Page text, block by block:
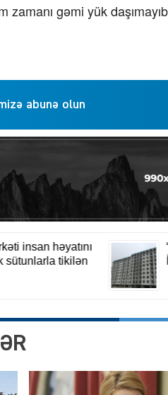
gəmi yük
abunə olun